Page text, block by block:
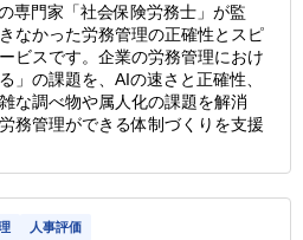
専門家「社会保険労務士」が監
なかった労務管理の正確性とスピ
ビスです。企業の労務管理におけ
」の課題を、AIの速さと正確性、
な調べ物や属人化の課題を解消
務管理ができる体制づくりを支援
人事評価